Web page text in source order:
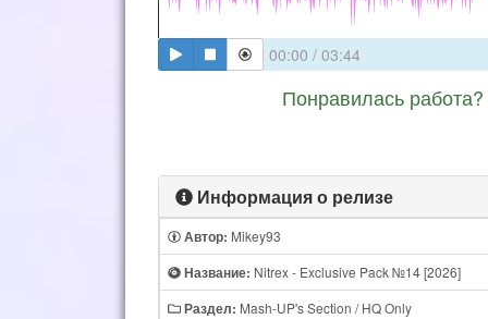
00:00 / 03:44
Понравилась
Информация о релизе
Автор: Mikey93
Название: Nitrex - Exclusive Pack №14 [2026]
Раздел: Mash-UP's Section / HQ Only